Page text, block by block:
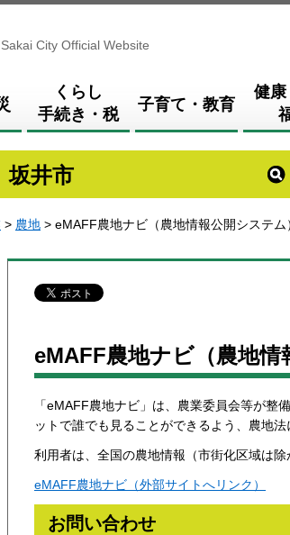
Sakai City Official Website
くらし
手続き・税
子育て・教育
健康
坂井市
> 農地 > eMAFF農地ナビ（農地情報公開システム
eMAFF農地ナビ（農地情
「eMAFF農地ナビ」は、農業委員会等が整
ットで誰でも見ることができるよう、農地
利用者は、全国の農地情報（市街化区域は
eMAFF農地ナビ（外部サイトへリンク）
お問い合わせ